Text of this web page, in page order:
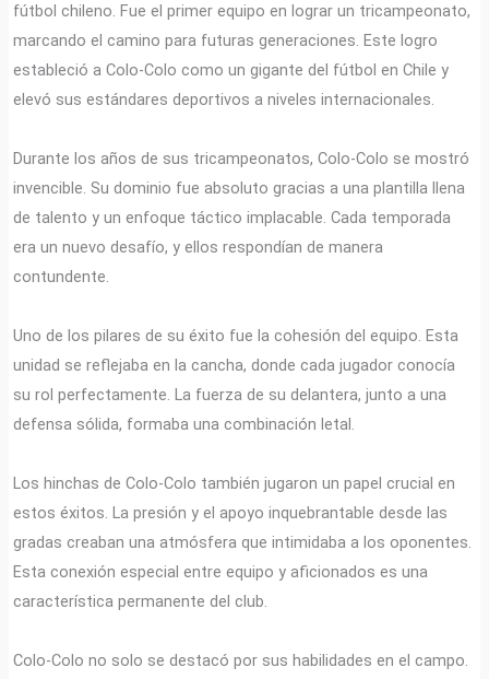
fútbol chileno. Fue el primer equipo en lograr un tricampeonato,
marcando el camino para futuras generaciones. Este logro
estableció a Colo-Colo como un gigante del fútbol en Chile y
elevó sus estándares deportivos a niveles internacionales.
Durante los años de sus tricampeonatos, Colo-Colo se mostró
invencible. Su dominio fue absoluto gracias a una plantilla llena
de talento y un enfoque táctico implacable. Cada temporada
era un nuevo desafío, y ellos respondían de manera
contundente.
Uno de los pilares de su éxito fue la cohesión del equipo. Esta
unidad se reflejaba en la cancha, donde cada jugador conocía
su rol perfectamente. La fuerza de su delantera, junto a una
defensa sólida, formaba una combinación letal.
Los hinchas de Colo-Colo también jugaron un papel crucial en
estos éxitos. La presión y el apoyo inquebrantable desde las
gradas creaban una atmósfera que intimidaba a los oponentes.
Esta conexión especial entre equipo y aficionados es una
característica permanente del club.
Colo-Colo no solo se destacó por sus habilidades en el campo.